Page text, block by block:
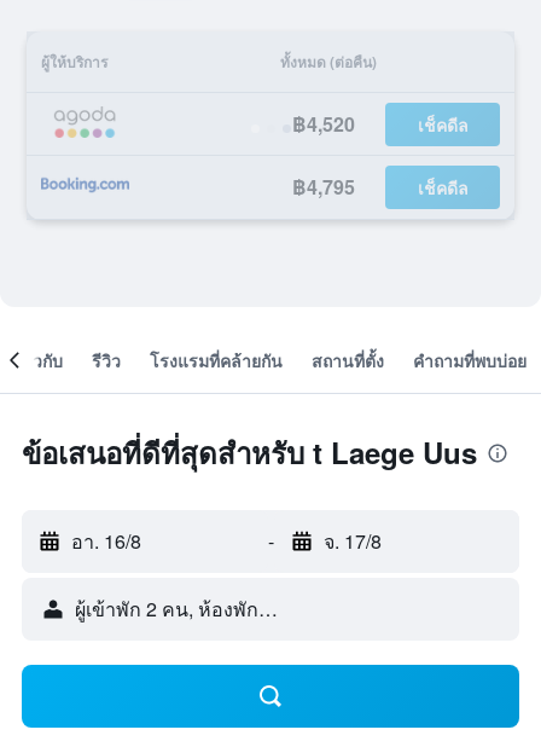
ผู้ให้บริการ ทั้งหมด (ต่อคืน)
฿4,520 เช็คดีล
฿4,795 เช็คดีล
เกี่ยวกับ รีวิว โรงแรมที่คล้ายกัน สถานที่ตั้ง คำถามที่พบบ่อย
ข้อเสนอที่ดีที่สุดสำหรับ t Laege Uus
อา. 16/8 - จ. 17/8
ผู้เข้าพัก 2 คน, ห้องพัก 1 ห้อง